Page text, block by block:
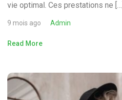
vie optimal. Ces prestations ne […]
9 mois ago Admin
Read More